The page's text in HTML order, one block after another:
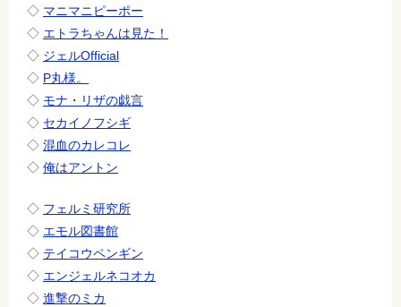
◇ マニマニピーポー
◇ エトラちゃんは見た！
◇ ジェルOfficial
◇ P丸様。
◇ モナ・リザの戯言
◇ セカイノフシギ
◇ 混血のカレコレ
◇ 俺はアントン
◇ フェルミ研究所
◇ エモル図書館
◇ テイコウペンギン
◇ エンジェルネコオカ
◇ 進撃のミカ